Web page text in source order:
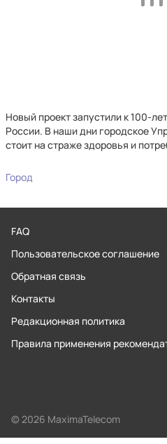
Новый проект запустили к 100-
России. В наши дни городское
стоит на страже здоровья и
Город
FAQ
Пользовательское соглашение
Обратная связь
Контакты
Редакционная политика
Правила применения
© 2026 MaximaTelecom